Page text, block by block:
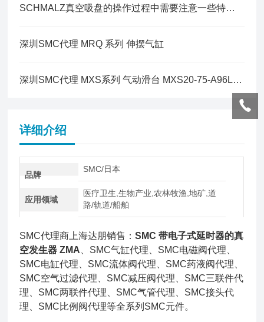
SCHMALZ真空吸盘的操作过程中需要注意一些特殊事项
深圳SMC代理 MRQ 系列 伸摆气缸
深圳SMC代理 MXS系列 气动滑台 MXS20-75-A96L简介
详细介绍
品牌
SMC/日本
应用领域
医疗卫生,生物产业,农林牧渔,地矿,道
路/轨道/船舶
SMC代理商上海达朋销售：SMC 带电子式延时器的真
空发生器 ZMA 、SMC气缸代理、SMC电磁阀代理、
SMC电缸代理、SMC流体阀代理、SMC药液阀代理、
SMC空气过滤代理、SMC减压阀代理、SMC三联件代
理、SMC两联件代理、SMC气管代理、SMC接头代
理、SMC比例阀代理等全系列SMC元件。